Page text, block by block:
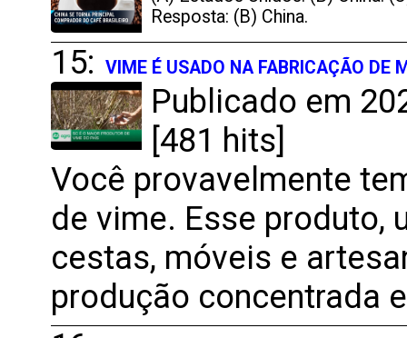
Resposta: (B) China.
15: VIME É USADO NA FABRICAÇÃO DE
Publicado em
[481 hits]
Você provavelmente
de vime. Esse produto,
cestas, móveis e
produção concentrada